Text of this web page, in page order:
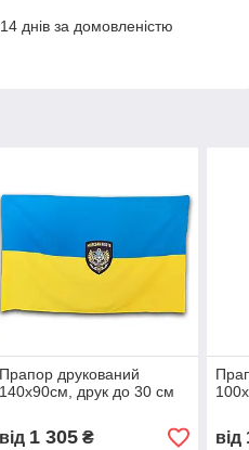
днів за домовленістю
Прапор друкований
140х90см, друк до 30 см
від 1 305₴ від